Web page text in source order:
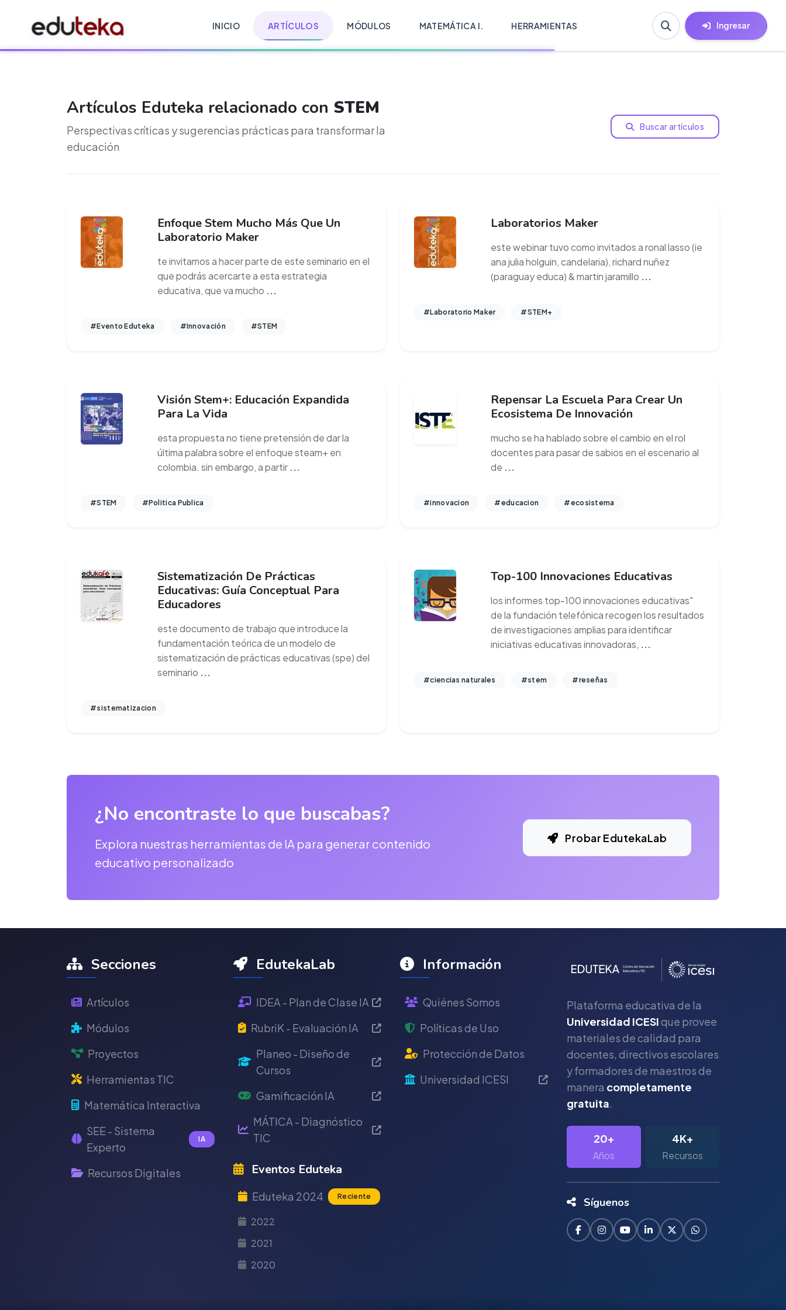
INICIO ARTÍCULOS MÓDULOS MATEMÁTICA I. HERRAMIENTAS Ingresar
Artículos Eduteka relacionado con STEM
Perspectivas críticas y sugerencias prácticas para transformar la
educación
Buscar artículos
Enfoque Stem Mucho Más Que Un
Laboratorio Maker
te invitamos a hacer parte de este seminario en el
que podrás acercarte a esta estrategia
educativa, que va mucho ...
#Evento Eduteka #Innovación #STEM
Laboratorios Maker
este webinar tuvo como invitados a ronal lasso (ie
ana julia holguin, candelaria), richard nuñez
(paraguay educa) & martin jaramillo ...
#Laboratorio Maker #STEM+
Visión Stem+: Educación Expandida
Para La Vida
esta propuesta no tiene pretensión de dar la
última palabra sobre el enfoque steam+ en
colombia. sin embargo, a partir ...
#STEM #Politica Publica
Repensar La Escuela Para Crear Un
Ecosistema De Innovación
mucho se ha hablado sobre el cambio en el rol
docentes para pasar de sabios en el escenario al
de ...
#innovacion #educacion #ecosistema
Sistematización De Prácticas
Educativas: Guía Conceptual Para
Educadores
este documento de trabajo que introduce la
fundamentación teórica de un modelo de
sistematización de prácticas educativas (spe) del
seminario ...
#sistematizacion
Top-100 Innovaciones Educativas
los informes top-100 innovaciones educativas"
de la fundación telefónica recogen los resultados
de investigaciones amplias para identificar
iniciativas educativas innovadoras, ...
#ciencias naturales #stem #reseñas
¿No encontraste lo que buscabas?
Explora nuestras herramientas de IA para generar contenido
educativo personalizado
Probar EdutekaLab
Secciones
Artículos
Módulos
Proyectos
Herramientas TIC
Matemática Interactiva
SEE - Sistema
Experto
IA
Recursos Digitales
EdutekaLab
IDEA - Plan de Clase IA
RubriK - Evaluación IA
Planeo - Diseño de
Cursos
Gamificación IA
MÁTICA - Diagnóstico
TIC
Eventos Eduteka
Eduteka 2024 Reciente
2022
2021
2020
Información
Quiénes Somos
Políticas de Uso
Protección de Datos
Universidad ICESI
Plataforma educativa de la
Universidad ICESIque provee
materiales de calidad para
docentes, directivos escolares
y formadores de maestros de
manera completamente
gratuita.
20+
Años
4K+
Recursos
Síguenos